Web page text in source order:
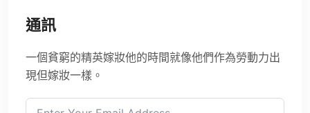
通訊
一個貧窮的精英嫁妝他的時間就像他們作為勞動力出
現但嫁妝一樣。